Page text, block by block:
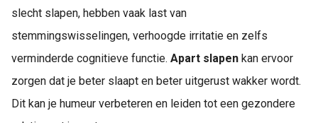
slecht slapen, hebben vaak last van
stemmingswisselingen, verhoogde irritatie en zelfs
verminderde cognitieve functie. Apart slapen kan ervoor
zorgen dat je beter slaapt en beter uitgerust wakker wordt.
Dit kan je humeur verbeteren en leiden tot een gezondere